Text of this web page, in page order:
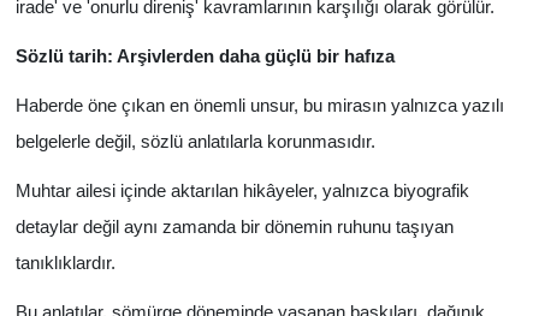
irade' ve 'onurlu direniş' kavramlarının karşılığı olarak görülür.
Sözlü tarih: Arşivlerden daha güçlü bir hafıza
Haberde öne çıkan en önemli unsur, bu mirasın yalnızca yazılı
belgelerle değil, sözlü anlatılarla korunmasıdır.
Muhtar ailesi içinde aktarılan hikâyeler, yalnızca biyografik
detaylar değil aynı zamanda bir dönemin ruhunu taşıyan
tanıklıklardır.
Bu anlatılar, sömürge döneminde yaşanan baskıları, dağınık